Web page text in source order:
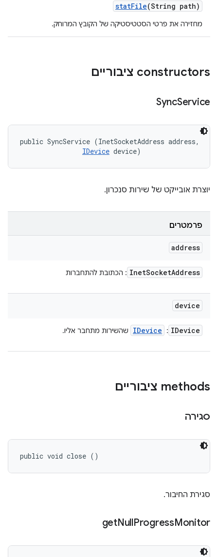
statFile(String path)
מחזירה את פרטי הסטטיסטיקה של הקובץ המרוחק.
‫constructors ציבוריים
SyncService
public SyncService (InetSocketAddress address,
IDevice device)
יוצרת אובייקט של שירות סנכרון.
פרמטרים
address
InetSocketAddress : הכתובת להתחברות
device
IDevice
:
IDevice שהשירות מתחבר אליו.
‫methods ציבוריים
סגירה
public void close ()
סגירת החיבור.
getNullProgressMonitor